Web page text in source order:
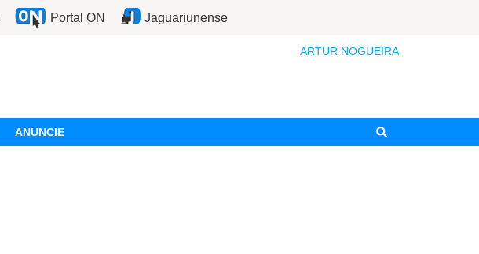
Portal ON Jaguariunense
ARTUR NOGUEIRA
ANUNCIE